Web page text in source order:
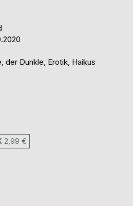
der Dunkle, Erotik, Haikus
2,99 €